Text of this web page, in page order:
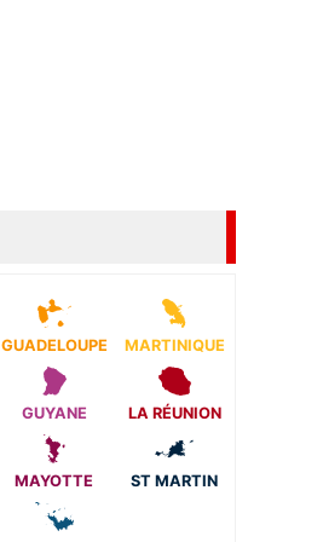
GUADELOUPE MARTINIQUE
GUYANE LA RÉUNION
MAYOTTE ST MARTIN